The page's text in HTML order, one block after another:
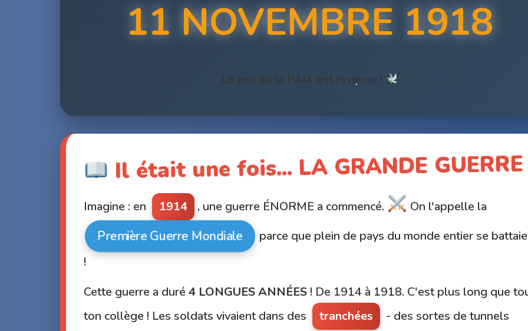
11 NOVEMBRE 1918
Le jour où la PAIX est revenue !
Il était une fois... LA GRANDE
Imagine : en 1914 , une guerre ÉNORME a commencé. On l'appelle la
Première Guerre Mondiale
parce que plein de pays du monde entier se
!
Cette guerre a duré 4 LONGUES ANNÉES ! De 1914 à 1918. C'est plus long que
ton collège ! Les soldats vivaient dans des
tranchées
- des sortes de tunnels